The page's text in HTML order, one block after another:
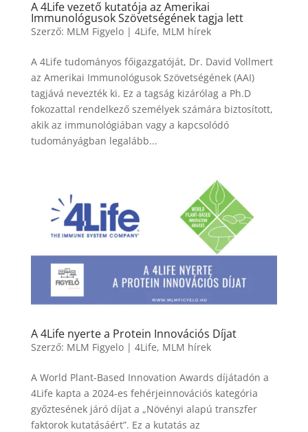
A 4Life vezető kutatója az Amerikai
Immunológusok Szövetségének tagja lett
Szerző: MLM Figyelo| 4Life, MLM hírek
A 4Life tudományos főigazgatóját, Dr. David Vollmert
az Amerikai Immunológusok Szövetségének (AAI)
tagjává nevezték ki. Ez a tagság kizárólag a Ph.D
fokozattal rendelkező személyek számára biztosított,
akik az immunológiában vagy a kapcsolódó
tudományágban legalább...
A 4Life nyerte a Protein Innovációs Díjat
Szerző: MLM Figyelo| 4Life, MLM hírek
A World Plant-Based Innovation Awards díjátadón a
4Life kapta a 2024-es fehérjeinnovációs kategória
győztesének járó díjat a „Növényi alapú transzfer
faktorok kutatásáért”. Ez a kutatás az